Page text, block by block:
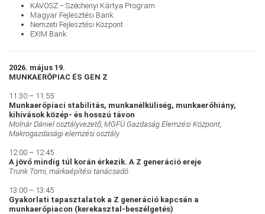
KAVOSZ − Széchenyi Kártya Program
Magyar Fejlesztési Bank
Nemzeti Fejlesztési Központ
EXIM Bank
2026. május 19.
MUNKAERŐPIAC ÉS GEN Z
11:30 – 11:55
Munkaerőpiaci stabilitás, munkanélküliség, munkaerőhiány,
kihívások közép- és hosszú távon
Molnár Dániel osztályvezető, MGFÜ Gazdaság Elemzési Központ,
Makrogazdasági elemzési osztály
12:00 – 12:45
A jövő mindig túl korán érkezik. A Z generáció ereje
Trunk Tomi, márkaépítési tanácsadó
13:00 – 13:45
Gyakorlati tapasztalatok a Z generáció kapcsán a
munkaerőpiacon (kerekasztal-beszélgetés)